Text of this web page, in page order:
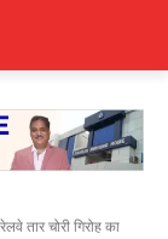
तार चोरी गिरोह का